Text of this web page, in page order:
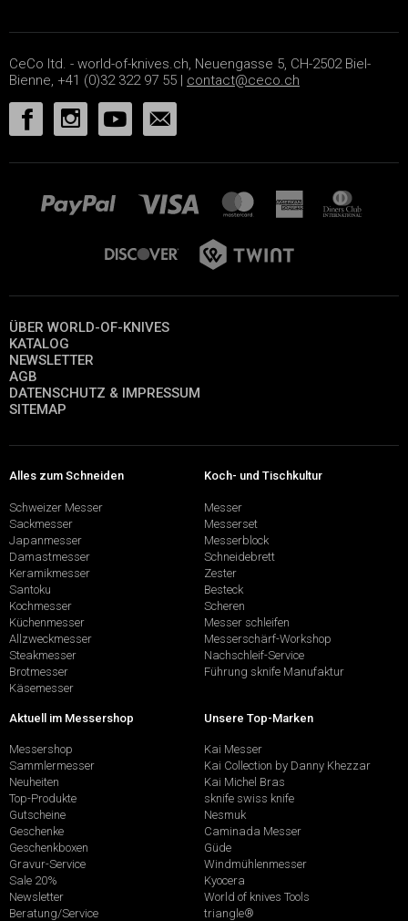
CeCo ltd. - world-of-knives.ch, Neuengasse 5, CH-2502 Biel-
Bienne, +41 (0)32 322 97 55 | contact@ceco.ch
ÜBER WORLD-OF-KNIVES
KATALOG
NEWSLETTER
AGB
DATENSCHUTZ & IMPRESSUM
SITEMAP
Alles zum Schneiden
Schweizer Messer
Sackmesser
Japanmesser
Damastmesser
Keramikmesser
Santoku
Kochmesser
Küchenmesser
Allzweckmesser
Steakmesser
Brotmesser
Käsemesser
Koch- und Tischkultur
Messer
Messerset
Messerblock
Schneidebrett
Zester
Besteck
Scheren
Messer schleifen
Messerschärf-Workshop
Nachschleif-Service
Führung sknife Manufaktur
Aktuell im Messershop
Messershop
Sammlermesser
Neuheiten
Top-Produkte
Gutscheine
Geschenke
Geschenkboxen
Gravur-Service
Sale 20%
Newsletter
Beratung/Service
Unsere Top-Marken
Kai Messer
Kai Collection by Danny Khezzar
Kai Michel Bras
sknife swiss knife
Nesmuk
Caminada Messer
Güde
Windmühlenmesser
Kyocera
World of knives Tools
triangle®